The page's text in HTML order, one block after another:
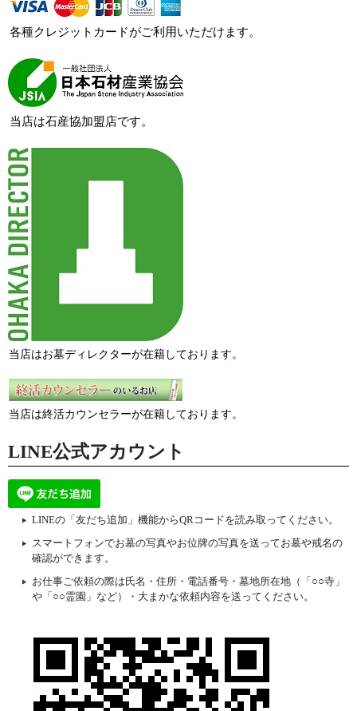
各種クレジットカードがご利用いただけます。
当店は石産協加盟店です。
当店はお墓ディレクターが在籍しております。
当店は終活カウンセラーが在籍しております。
LINE公式アカウント
LINEの「友だち追加」機能からQRコードを読み取ってください。
スマートフォンでお墓の写真やお位牌の写真を送ってお墓や戒名の
確認ができます。
お仕事ご依頼の際は氏名・住所・電話番号・墓地所在地（「○○寺」
や「○○霊園」など）・大まかな依頼内容を送ってください。